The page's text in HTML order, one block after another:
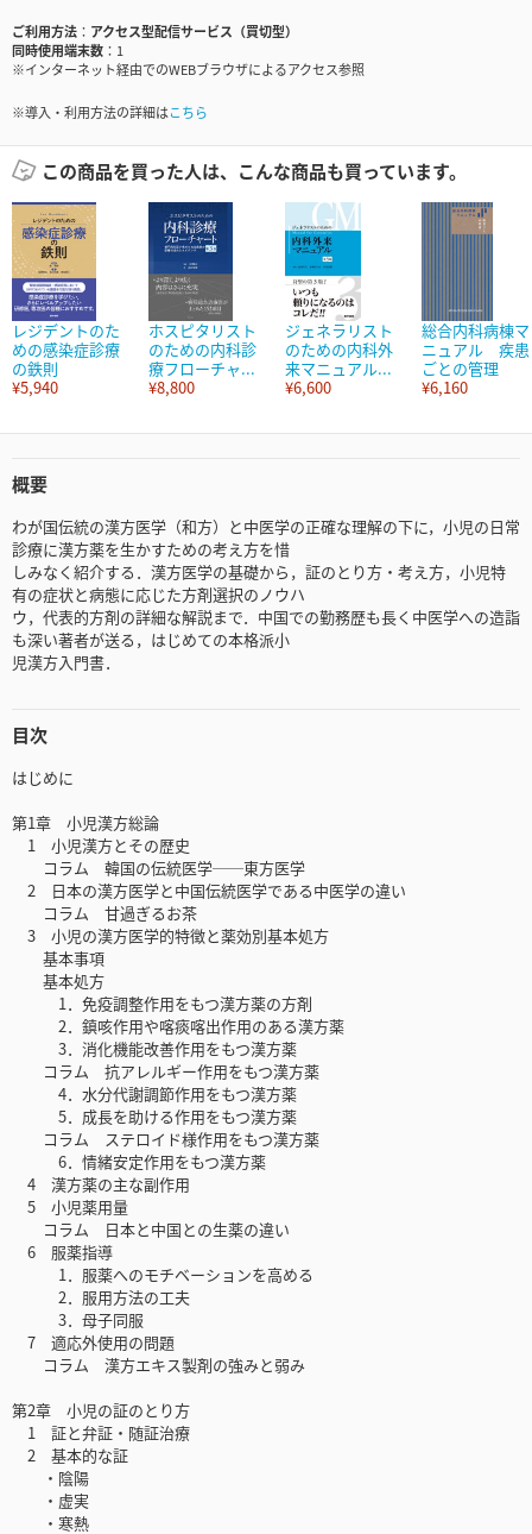
ご利用方法
アクセス型配信サービス（買切型）
同時使用端末数
1
※インターネット経由でのWEBブラウザによるアクセス参照
※導入・利用方法の詳細はこちら
この商品を買った人は、こんな商品も買っています。
レジデントのた
めの感染症診療
の鉄則
¥5,940
ホスピタリスト
のための内科診
療フローチャ...
¥8,800
ジェネラリスト
のための内科外
来マニュアル...
¥6,600
総合内科病棟マ
ニュアル 疾患
ごとの管理
¥6,160
概要
わが国伝統の漢方医学（和方）と中医学の正確な理解の下に，小児の日常
診療に漢方薬を生かすための考え方を惜
しみなく紹介する．漢方医学の基礎から，証のとり方・考え方，小児特
有の症状と病態に応じた方剤選択のノウハ
ウ，代表的方剤の詳細な解説まで．中国での勤務歴も長く中医学への造詣
も深い著者が送る，はじめての本格派小
児漢方入門書．
目次
はじめに
第1章 小児漢方総論
1 小児漢方とその歴史
コラム 韓国の伝統医学──東方医学
2 日本の漢方医学と中国伝統医学である中医学の違い
コラム 甘過ぎるお茶
3 小児の漢方医学的特徴と薬効別基本処方
基本事項
基本処方
1．免疫調整作用をもつ漢方薬の方剤
2．鎮咳作用や喀痰喀出作用のある漢方薬
3．消化機能改善作用をもつ漢方薬
コラム 抗アレルギー作用をもつ漢方薬
4．水分代謝調節作用をもつ漢方薬
5．成長を助ける作用をもつ漢方薬
コラム ステロイド様作用をもつ漢方薬
6．情緒安定作用をもつ漢方薬
4 漢方薬の主な副作用
5 小児薬用量
コラム 日本と中国との生薬の違い
6 服薬指導
1．服薬へのモチベーションを高める
2．服用方法の工夫
3．母子同服
7 適応外使用の問題
コラム 漢方エキス製剤の強みと弱み
第2章 小児の証のとり方
1 証と弁証・随証治療
2 基本的な証
・陰陽
・虚実
・寒熱